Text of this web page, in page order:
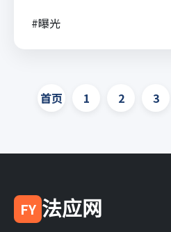
#曝光
首页 1 2 3
FY 法应网